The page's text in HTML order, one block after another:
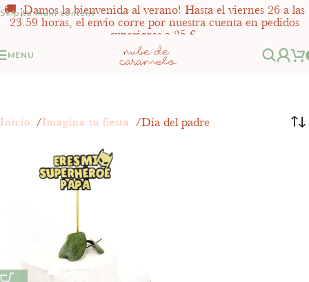
🚚 ¡Damos la bienvenida al verano! Hasta el viernes 26 a las
23.59 horas, el envío corre por nuestra cuenta en pedidos
superiores a 25 €.
Skip to main content
MENU
Inicio Imagina tu fiesta Día del padre